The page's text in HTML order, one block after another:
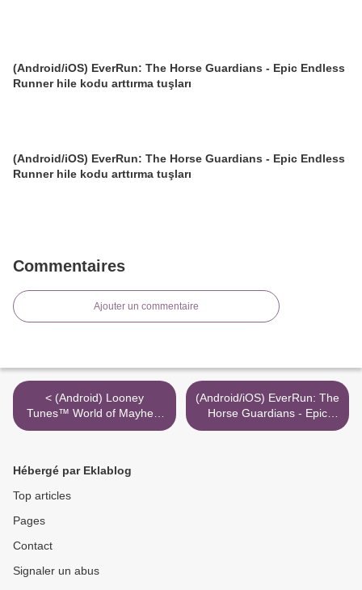
(Android/iOS) EverRun: The Horse Guardians - Epic Endless
Runner hile kodu arttırma tuşları
(Android/iOS) EverRun: The Horse Guardians - Epic Endless
Runner hile kodu arttırma tuşları
Commentaires
Ajouter un commentaire
< (Android) Looney
Tunes™ World of Mayhem
вара више токена
(Android/iOS) EverRun: The
Horse Guardians - Epic
Endless Runner hile kodu
Hébergé par Eklablog
Top articles
Pages
Contact
Signaler un abus